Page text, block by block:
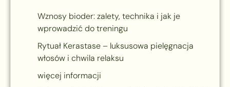
Wznosy bioder: zalety, technika i jak je
wprowadzić do treningu
Rytuał Kerastase – luksusowa pielęgnacja
włosów i chwila relaksu
więcej informacji